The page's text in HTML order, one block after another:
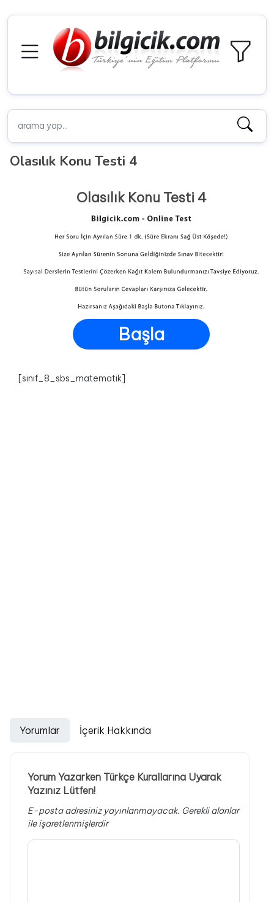
Olasılık Konu Testi 4
Olasılık Konu Testi 4
Başla
[sinif_8_sbs_matematik]
Yorumlar İçerik Hakkında
Yorum Yazarken Türkçe Kurallarına Uyarak
Yazınız Lütfen!
E-posta adresiniz yayınlanmayacak. Gerekli alanlar
ile işaretlenmişlerdir